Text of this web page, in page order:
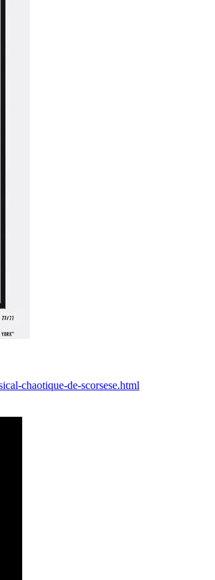
chaotique-de-scorsese.html